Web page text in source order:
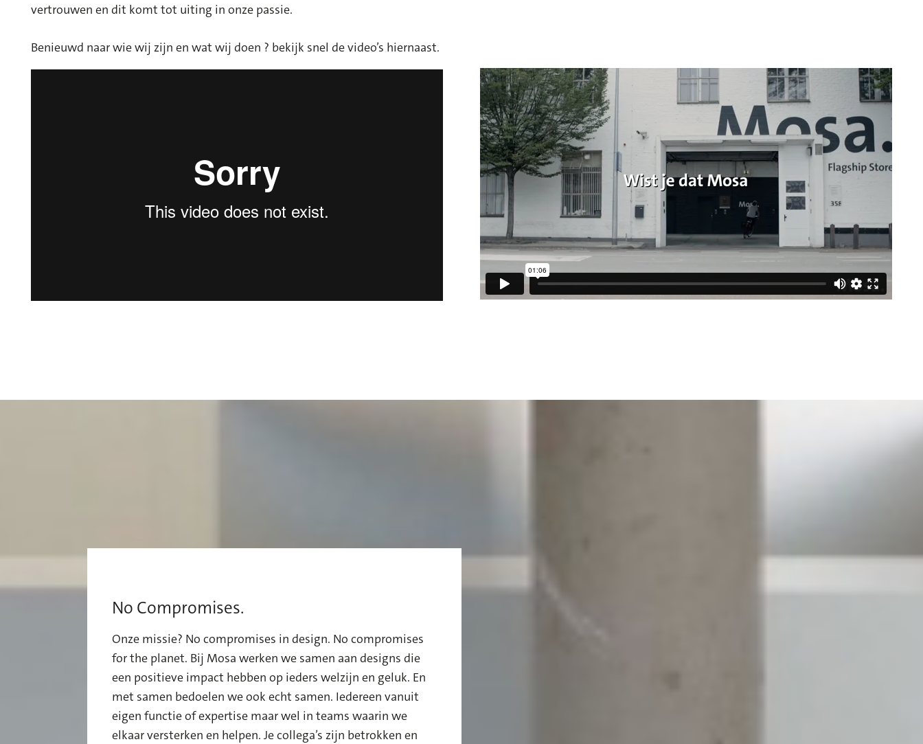
vertrouwen en dit komt tot uiting in onze passie.
Benieuwd naar wie wij zijn en wat wij doen ? bekijk snel de video’s hiernaast.
No Compromises.
Onze missie? No compromises in design. No compromises
for the planet. Bij Mosa werken we samen aan designs die
een positieve impact hebben op ieders welzijn en geluk. En
met samen bedoelen we ook echt samen. Iedereen vanuit
eigen functie of expertise maar wel in teams waarin we
elkaarversterken en helpen. Je collega’s zijn betrokken en